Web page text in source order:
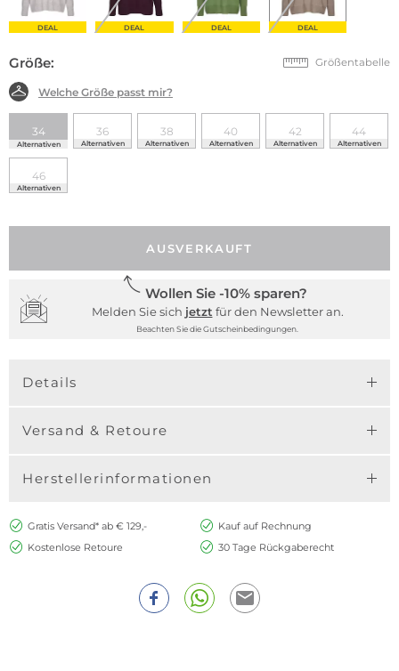
DEAL DEAL DEAL DEAL
Größe: Größentabelle
Welche Größe passt mir?
34
Alternativen
36
Alternativen
38
Alternativen
40
Alternativen
42
Alternativen
44
Alternativen
46
Alternativen
AUSVERKAUFT
Wollen Sie -10% sparen?
Melden Sie sich jetzt für den Newsletter an.
Beachten Sie die Gutscheinbedingungen.
Details
Versand & Retoure
Herstellerinformationen
Gratis Versand* ab € 129,-
Kauf auf Rechnung
Kostenlose Retoure
30 Tage Rückgaberecht